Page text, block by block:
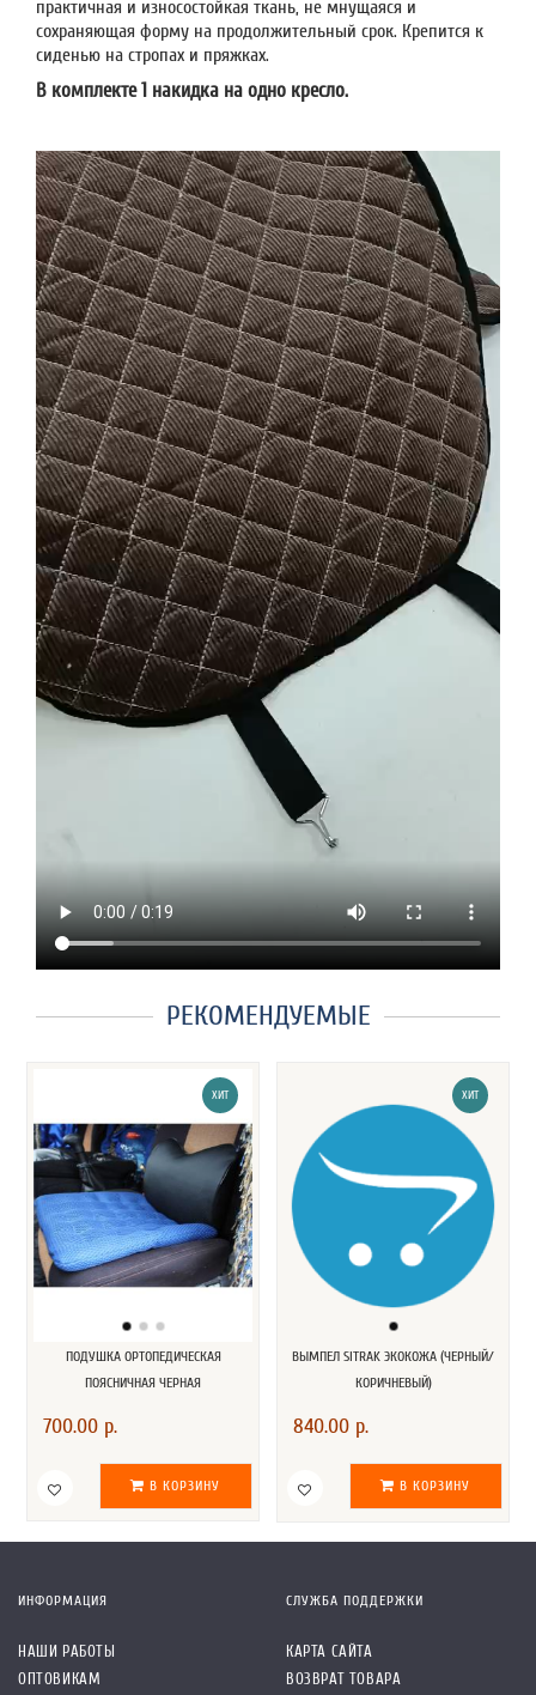
практичная и износостойкая ткань, не мнущаяся и
сохраняющая форму на продолжительный срок. Крепится к
сиденью на стропах и пряжках.
В комплекте 1 накидка на одно кресло.
РЕКОМЕНДУЕМЫЕ
ХИТ
ПОДУШКА ОРТОПЕДИЧЕСКАЯ
ПОЯСНИЧНАЯ ЧЕРНАЯ
700.00 р.
В КОРЗИНУ
ХИТ
ВЫМПЕЛ SITRAK ЭКОКОЖА (ЧЕРНЫЙ/
КОРИЧНЕВЫЙ)
840.00 р.
В КОРЗИНУ
ИНФОРМАЦИЯ
НАШИ РАБОТЫ
ОПТОВИКАМ
СЛУЖБА ПОДДЕРЖКИ
КАРТА САЙТА
ВОЗВРАТ ТОВАРА